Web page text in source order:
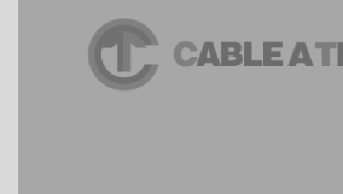
y hubo espectáculos musicales en vivo.